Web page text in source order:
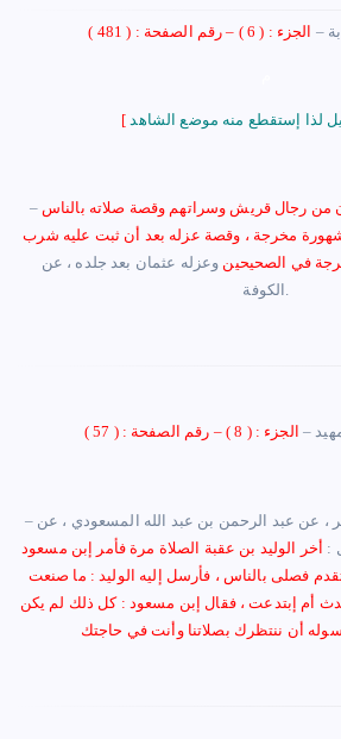
– الجزء : ( 6 ) – رقم الصفحة : ( 481 )
[ لذا إستقطع منه موضع الشاهد
– من رجال قريش وسراتهم وقصة صلاته بالناس
مخرجة ، وقصة عزله بعد أن ثبت عليه شرب
في الصحيحين وعزله عثمان بعد جلده ، عن
الكوفة.
– الجزء : ( 8 ) – رقم الصفحة : ( 57 )
– ، عن عبد الرحمن بن عبد الله المسعودي ، عن
: أخر الوليد بن عقبة الصلاة مرة فأمر إبن مسعود
فصلى بالناس ، فأرسل إليه الوليد : ما صنعت
أم إبتدعت ، فقال إبن مسعود : كل ذلك لم يكن
أن ننتظرك بصلاتنا وأنت في حاجتك